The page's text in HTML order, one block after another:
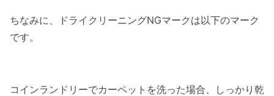
ちなみに、ドライクリーニングNGマークは以下のマーク
です。
コインランドリーでカーペットを洗った場合、しっかり乾